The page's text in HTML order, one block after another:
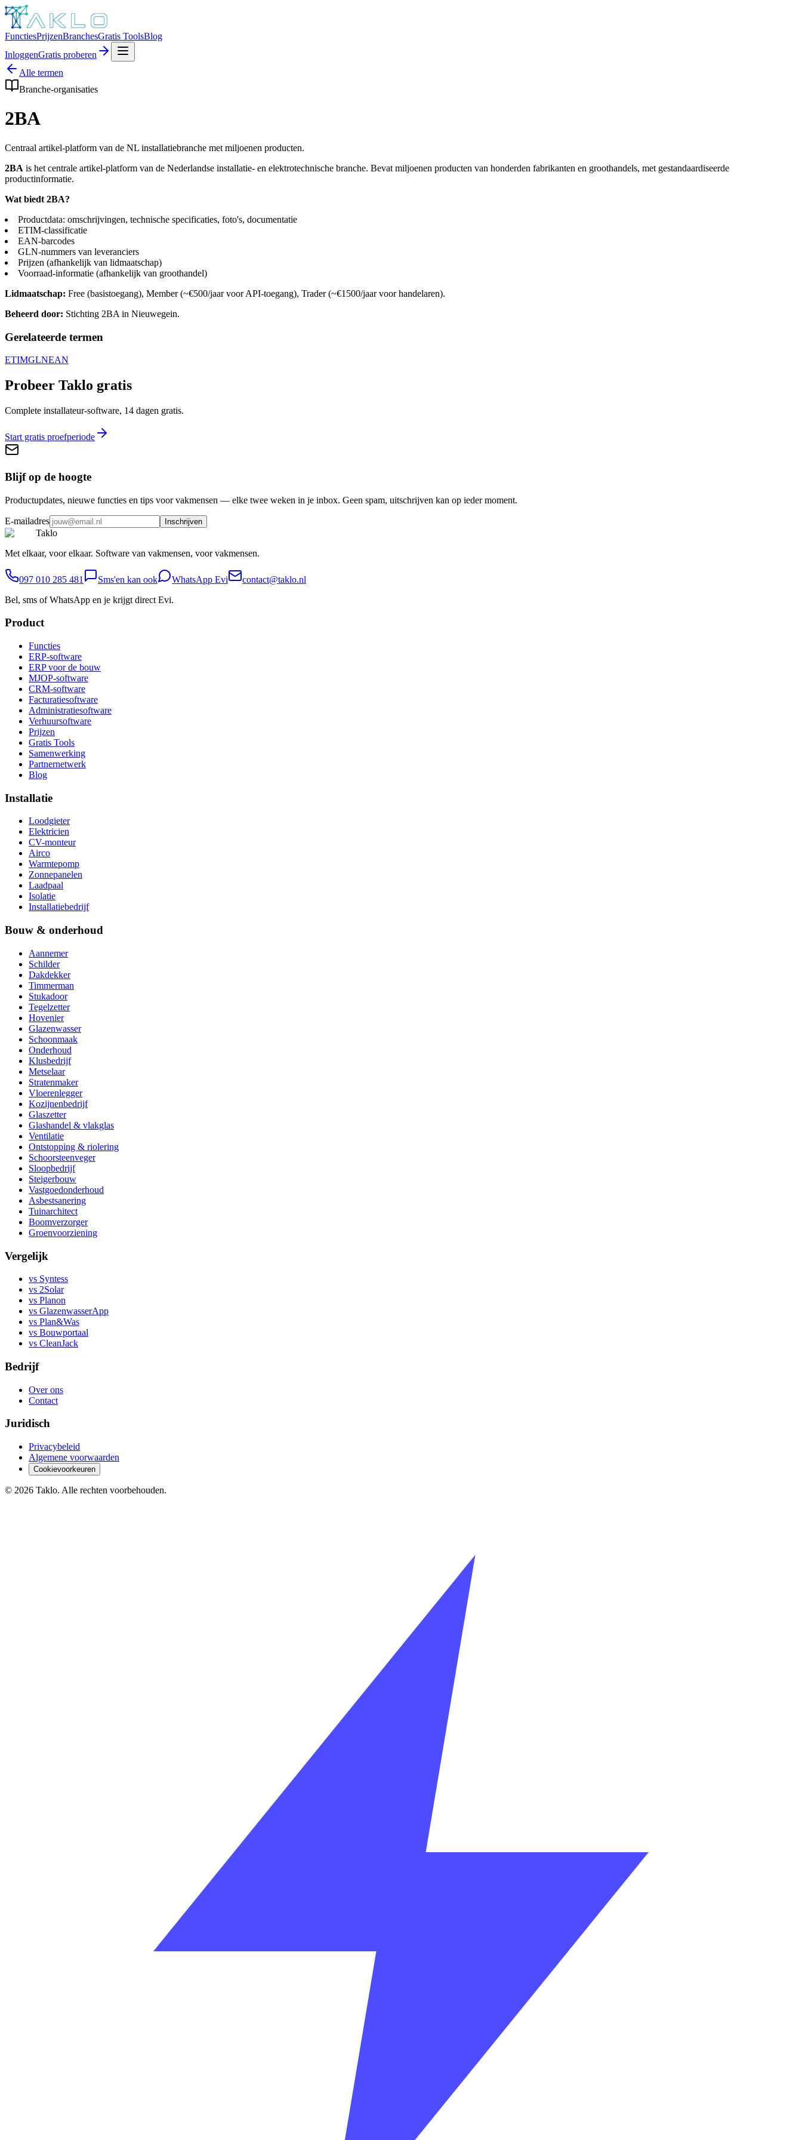
FunctiesPrijzenBranchesGratis ToolsBlog
InloggenGratis proberen
Alle termen
Branche-organisaties
2BA
Centraal artikel-platform van de NL installatiebranche met miljoenen producten.
2BA is het centrale artikel-platform van de Nederlandse installatie- en elektrotechnische branche. Bevat miljoenen producten van honderden fabrikanten en groothandels, met gestandaardiseerde
productinformatie.
Wat biedt 2BA?
Productdata: omschrijvingen, technische specificaties, foto's, documentatie
ETIM-classificatie
EAN-barcodes
GLN-nummers van leveranciers
Prijzen (afhankelijk van lidmaatschap)
Voorraad-informatie (afhankelijk van groothandel)
Lidmaatschap: Free (basistoegang), Member (~€500/jaar voor API-toegang), Trader (~€1500/jaar voor handelaren).
Beheerd door: Stichting 2BA in Nieuwegein.
Gerelateerde termen
ETIMGLNEAN
Probeer Taklo gratis
Complete installateur-software, 14 dagen gratis.
Start gratis proefperiode
Blijf op de hoogte
Productupdates, nieuwe functies en tips voor vakmensen — elke twee weken in je inbox. Geen spam, uitschrijven kan op ieder moment.
E-mailadres Inschrijven
Taklo
Met elkaar, voor elkaar. Software van vakmensen, voor vakmensen.
097 010 285 481 Sms'en kan ook WhatsApp Evi
contact@taklo.nl
Bel, sms of WhatsApp en je krijgt direct Evi.
Product
Functies
ERP-software
ERP voor de bouw
MJOP-software
CRM-software
Facturatiesoftware
Administratiesoftware
Verhuursoftware
Prijzen
Gratis Tools
Samenwerking
Partnernetwerk
Blog
Installatie
Loodgieter
Elektricien
CV-monteur
Airco
Warmtepomp
Zonnepanelen
Laadpaal
Isolatie
Installatiebedrijf
Bouw & onderhoud
Aannemer
Schilder
Dakdekker
Timmerman
Stukadoor
Tegelzetter
Hovenier
Glazenwasser
Schoonmaak
Onderhoud
Klusbedrijf
Metselaar
Stratenmaker
Vloerenlegger
Kozijnenbedrijf
Glaszetter
Glashandel & vlakglas
Ventilatie
Ontstopping & riolering
Schoorsteenveger
Sloopbedrijf
Steigerbouw
Vastgoedonderhoud
Asbestsanering
Tuinarchitect
Boomverzorger
Groenvoorziening
Vergelijk
vs Syntess
vs 2Solar
vs Planon
vs GlazenwasserApp
vs Plan&Was
vs Bouwportaal
vs CleanJack
Bedrijf
Over ons
Contact
Juridisch
Privacybeleid
Algemene voorwaarden
Cookievoorkeuren
© 2026 Taklo. Alle rechten voorbehouden.